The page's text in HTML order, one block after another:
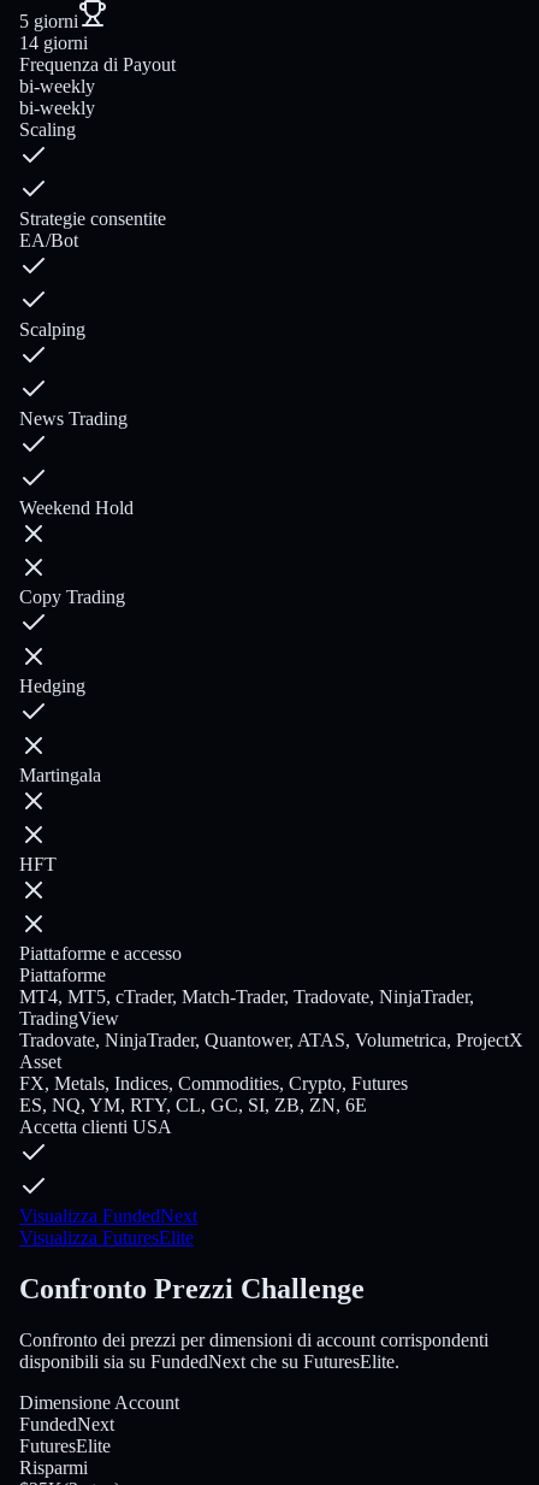
5 giorni
14 giorni
Frequenza di Payout
bi-weekly
bi-weekly
Scaling
Strategie consentite
EA/Bot
Scalping
News Trading
Weekend Hold
Copy Trading
Hedging
Martingala
HFT
Piattaforme e accesso
Piattaforme
MT4, MT5, cTrader, Match-Trader, Tradovate, NinjaTrader,
TradingView
Tradovate, NinjaTrader, Quantower, ATAS, Volumetrica, ProjectX
Asset
FX, Metals, Indices, Commodities, Crypto, Futures
ES, NQ, YM, RTY, CL, GC, SI, ZB, ZN, 6E
Accetta clienti USA
Visualizza FundedNext
Visualizza FuturesElite
Confronto Prezzi Challenge
Confronto dei prezzi per dimensioni di account corrispondenti
disponibili sia su FundedNext che su FuturesElite.
Dimensione Account
FundedNext
FuturesElite
Risparmi